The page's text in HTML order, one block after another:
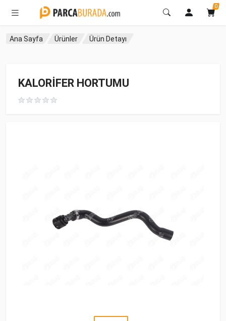
0
Ana Sayfa Ürünler Ürün Detayı
KALORİFER HORTUMU